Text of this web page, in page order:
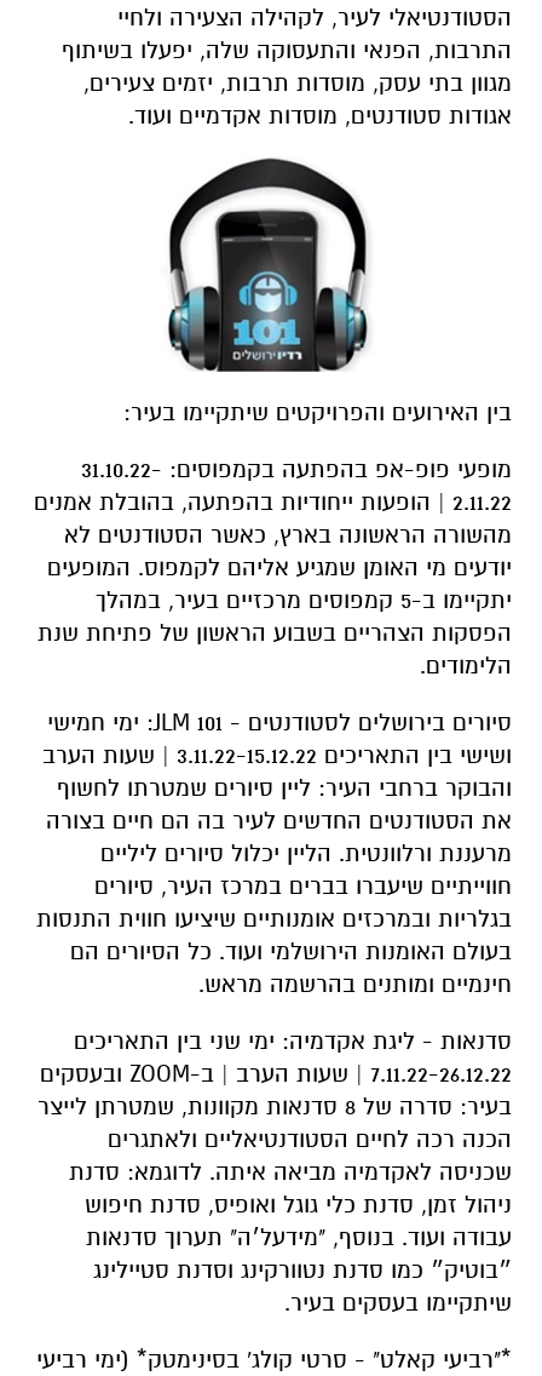
הסטודנטיאלי לעיר, לקהילה הצעירה ולחיי
התרבות, הפנאי והתעסוקה שלה, יפעלו בשיתוף
מגוון בתי עסק, מוסדות תרבות, יזמים צעירים,
אגודות סטודנטים, מוסדות אקדמיים ועוד.
בין האירועים והפרויקטים שיתקיימו בעיר:
מופעי פופ-אפ בהפתעה בקמפוסים: 31.10.22-
2.11.22 | הופעות ייחודיות בהפתעה, בהובלת אמנים
מהשורה הראשונה בארץ, כאשר הסטודנטים לא
יודעים מי האומן שמגיע אליהם לקמפוס. המופעים
יתקיימו ב-5 קמפוסים מרכזיים בעיר, במהלך
הפסקות הצהריים בשבוע הראשון של פתיחת שנת
הלימודים.
סיורים בירושלים לסטודנטים - JLM 101: ימי חמישי
ושישי בין התאריכים 3.11.22-15.12.22 | שעות הערב
והבוקר ברחבי העיר: ליין סיורים שמטרתו לחשוף
את הסטודנטים החדשים לעיר בה הם חיים בצורה
מרעננת ורלוונטית. הליין יכלול סיורים ליליים
חווייתיים שיעברו בברים במרכז העיר, סיורים
בגלריות ובמרכזים אומנותיים שיציעו חווית התנסות
בעולם האומנות הירושלמי ועוד. כל הסיורים הם
חינמיים ומותנים בהרשמה מראש.
סדנאות - ליגת אקדמיה: ימי שני בין התאריכים
7.11.22-26.12.22 | שעות הערב | ב-ZOOM ובעסקים
בעיר: סדרה של 8 סדנאות מקוונות, שמטרתן לייצר
הכנה רכה לחיים הסטודנטיאליים ולאתגרים
שכניסה לאקדמיה מביאה איתה. לדוגמא: סדנת
ניהול זמן, סדנת כלי גוגל ואופיס, סדנת חיפוש
עבודה ועוד. בנוסף, "מידעל׳ה" תערוך סדנאות
״בוטיק״ כמו סדנת נטוורקינג וסדנת סטיילינג
שיתקיימו בעסקים בעיר.
*"רביעי קאלט" - סרטי קולג' בסינימטק* (ימי רביעי